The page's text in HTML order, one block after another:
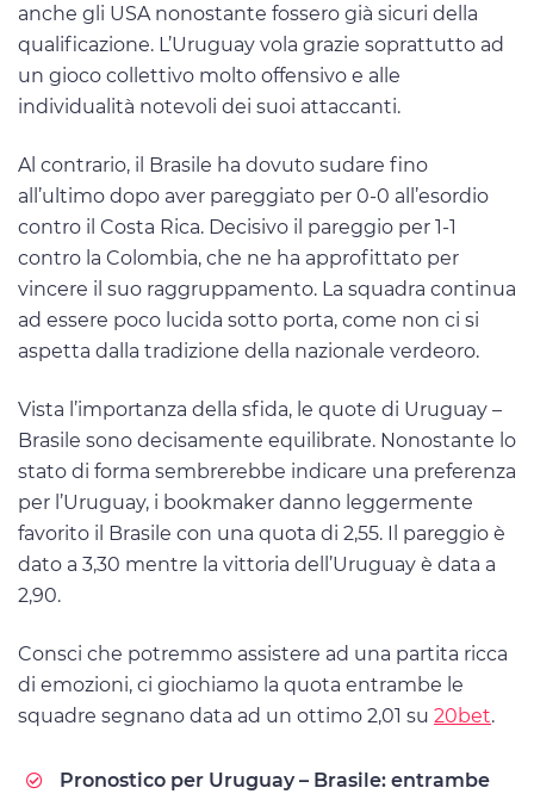
anche gli USA nonostante fossero già sicuri della
qualificazione. L’Uruguay vola grazie soprattutto ad
un gioco collettivo molto offensivo e alle
individualità notevoli dei suoi attaccanti.
Al contrario, il Brasile ha dovuto sudare fino
all’ultimo dopo aver pareggiato per 0-0 all’esordio
contro il Costa Rica. Decisivo il pareggio per 1-1
contro la Colombia, che ne ha approfittato per
vincere il suo raggruppamento. La squadra continua
ad essere poco lucida sotto porta, come non ci si
aspetta dalla tradizione della nazionale verdeoro.
Vista l’importanza della sfida, le quote di Uruguay –
Brasile sono decisamente equilibrate. Nonostante lo
stato di forma sembrerebbe indicare una preferenza
per l’Uruguay, i bookmaker danno leggermente
favorito il Brasile con una quota di 2,55. Il pareggio è
dato a 3,30 mentre la vittoria dell’Uruguay è data a
2,90.
Consci che potremmo assistere ad una partita ricca
di emozioni, ci giochiamo la quota entrambe le
squadre segnano data ad un ottimo 2,01 su 20bet.
Pronostico per Uruguay – Brasile: entrambe